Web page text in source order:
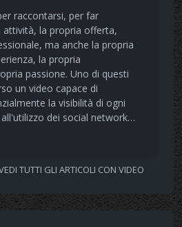
raccontarsi, per far
attività, la propria offerta,
ma anche la propria
la propria
passione. Uno di questi
un video capace di
la visibilità di ogni
dei social network…
TUTTI GLI ARTICOLI CON VIDEO